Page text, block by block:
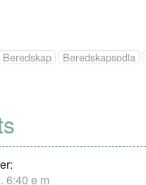
Beredskap Beredskapsodla
6:40 e m